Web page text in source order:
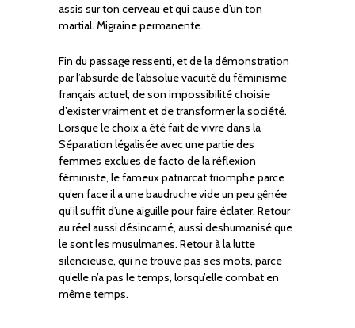
assis sur ton cerveau et qui cause d’un ton
martial. Migraine permanente.
Fin du passage ressenti, et de la démonstration
par l’absurde de l’absolue vacuité du féminisme
français actuel, de son impossibilité choisie
d’exister vraiment et de transformer la société.
Lorsque le choix a été fait de vivre dans la
Séparation légalisée avec une partie des
femmes exclues de facto de la réflexion
féministe, le fameux patriarcat triomphe parce
qu’en face il a une baudruche vide un peu gênée
qu’il suffit d’une aiguille pour faire éclater. Retour
au réel aussi désincarné, aussi deshumanisé que
le sont les musulmanes. Retour à la lutte
silencieuse, qui ne trouve pas ses mots, parce
qu’elle n’a pas le temps, lorsqu’elle combat en
même temps.